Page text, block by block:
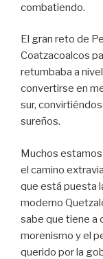
combatiendo.
El gran reto de
Coatzacoalcos
retumbaba a
convertirse en
sur,
sureños.
Muchos
el camino
que está puesta
moderno
sabe que tiene a
morenismo y el
querido por la